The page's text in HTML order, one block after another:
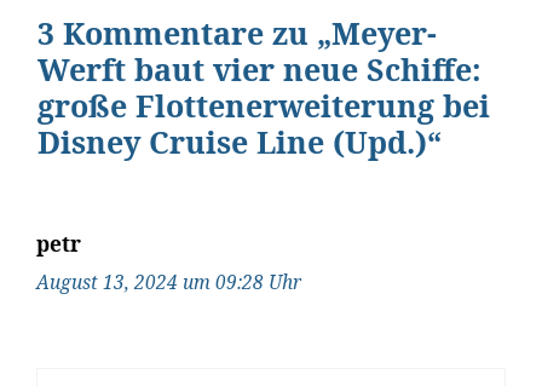
3 Kommentare zu „Meyer-
Werft baut vier neue Schiffe:
große Flottenerweiterung bei
Disney Cruise Line (Upd.)“
petr
August 13, 2024 um 09:28 Uhr